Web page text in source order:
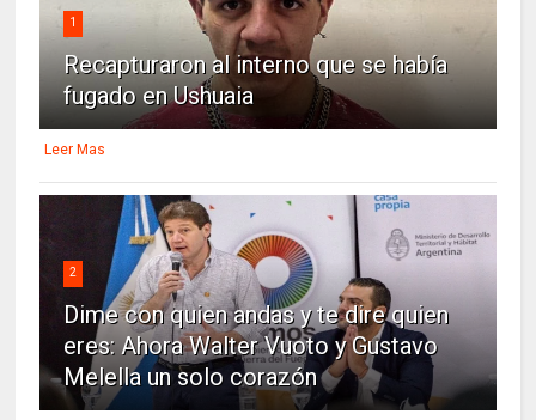
1
Recapturaron al interno que se había
fugado en Ushuaia
Leer Mas
2
Dime con quien andas y te dire quien
eres: Ahora Walter Vuoto y Gustavo
Melella un solo corazón